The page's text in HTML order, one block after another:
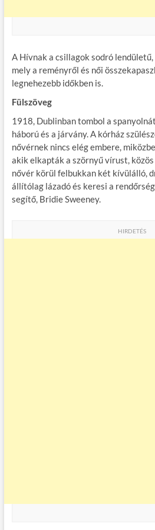
A Hívnak a csillagok sodró
mely a reményről és női
legnehezebb időkben is.
Fülszöveg
1918, Dublinban tombol a
háború és a járvány. A kórház
nővérnek nincs elég embere,
akik elkapták a szörnyű vírust,
nővér körül felbukkan két kívülálló,
állítólag lázadó és keresi a
segítő, Bridie Sweeney.
HIRDETÉS